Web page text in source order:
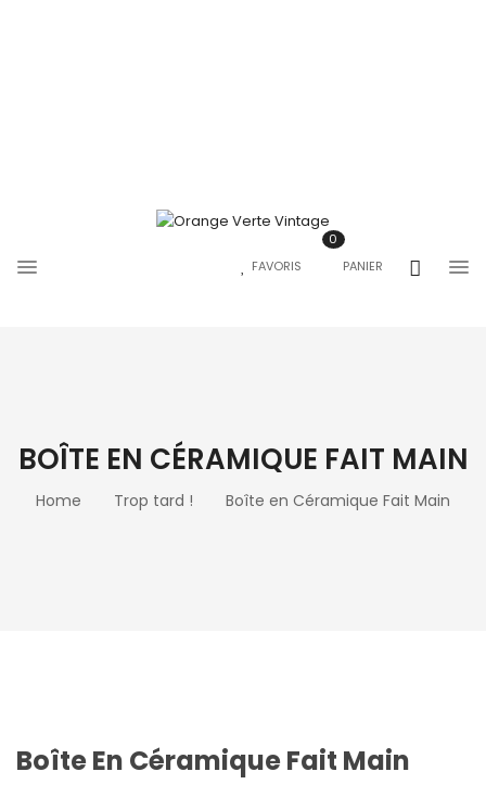
FAVORIS PANIER
0
BOÎTE EN CÉRAMIQUE FAIT MAIN
Home Trop tard ! Boîte en Céramique Fait Main
Boîte En Céramique Fait Main